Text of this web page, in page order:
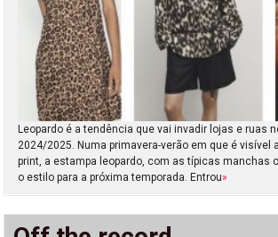
Leopardo é a tendência que vai invadir lojas e ruas
2024/2025. Numa primavera-verão em que é visível
print, a estampa leopardo, com as típicas manchas
o estilo para a próxima temporada. Entrou»